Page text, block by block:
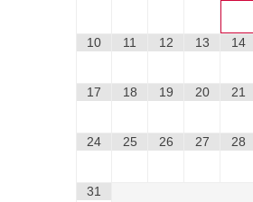
10 11 12 13 14
17 18 19 20 21
24 25 26 27 28
31